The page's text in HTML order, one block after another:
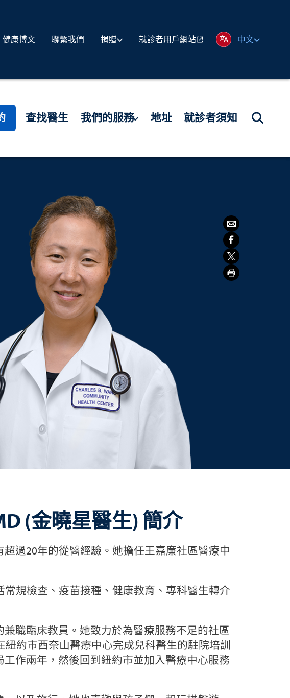
健康博文 聯繫我們 捐贈 就診者用戶網站 中文
查找醫生 我們的服務 地址 就診者須知
(金曉星醫生) 簡介
過20年的從醫經驗。她擔任王嘉廉社區醫療中
規檢查、疫苗接種、健康教育、專科醫生轉介
職臨床教員。她致力於為醫療服務不足的社區
約市西奈山醫療中心完成兒科醫生的駐院培訓
作兩年，然後回到紐約市並加入醫療中心服務